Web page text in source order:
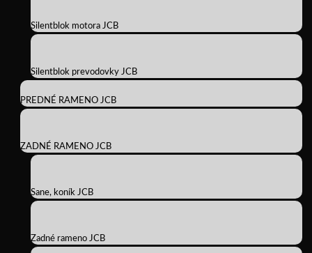
Silentblok motora JCB
Silentblok prevodovky JCB
PREDNÉ RAMENO JCB
ZADNÉ RAMENO JCB
Sane, koník JCB
Zadné rameno JCB